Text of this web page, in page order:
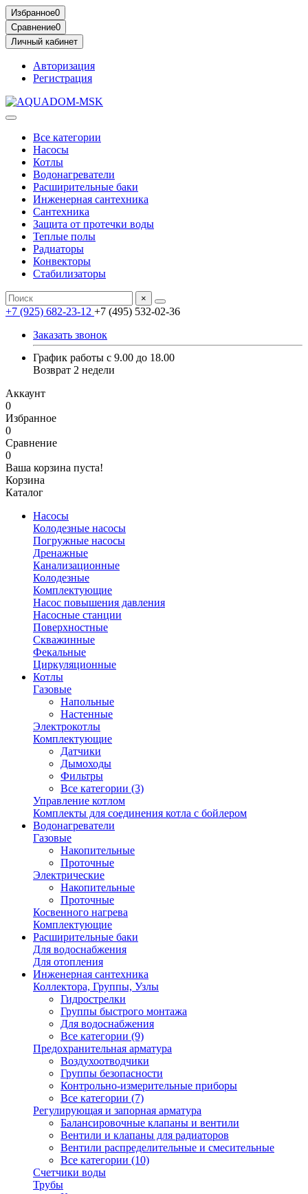
Избранное0
Сравнение0
Личный кабинет
Авторизация
Регистрация
Все категории
Насосы
Котлы
Водонагреватели
Расширительные баки
Инженерная сантехника
Сантехника
Защита от протечки воды
Теплые полы
Радиаторы
Конвекторы
Стабилизаторы
×
+7 (925) 682-23-12 +7 (495) 532-02-36
Заказать звонок
График работы с 9.00 до 18.00
Возврат 2 недели
Аккаунт
0
Избранное
0
Сравнение
0
Ваша корзина пуста!
Корзина
Каталог
Насосы
Колодезные насосы
Погружные насосы
Дренажные
Канализационные
Колодезные
Комплектующие
Насос повышения давления
Насосные станции
Поверхностные
Скважинные
Фекальные
Циркуляционные
Котлы
Газовые
Напольные
Настенные
Электрокотлы
Комплектующие
Датчики
Дымоходы
Фильтры
Все категории (3)
Управление котлом
Комплекты для соединения котла с бойлером
Водонагреватели
Газовые
Накопительные
Проточные
Электрические
Накопительные
Проточные
Косвенного нагрева
Комплектующие
Расширительные баки
Для водоснабжения
Для отопления
Инженерная сантехника
Коллектора, Группы, Узлы
Гидрострелки
Группы быстрого монтажа
Для водоснабжения
Все категории (9)
Предохранительная арматура
Воздухоотводчики
Группы безопасности
Контрольно-измерительные приборы
Все категории (7)
Регулирующая и запорная арматура
Балансировочные клапаны и вентили
Вентили и клапаны для радиаторов
Вентили распределительные и смесительные
Все категории (10)
Счетчики воды
Трубы